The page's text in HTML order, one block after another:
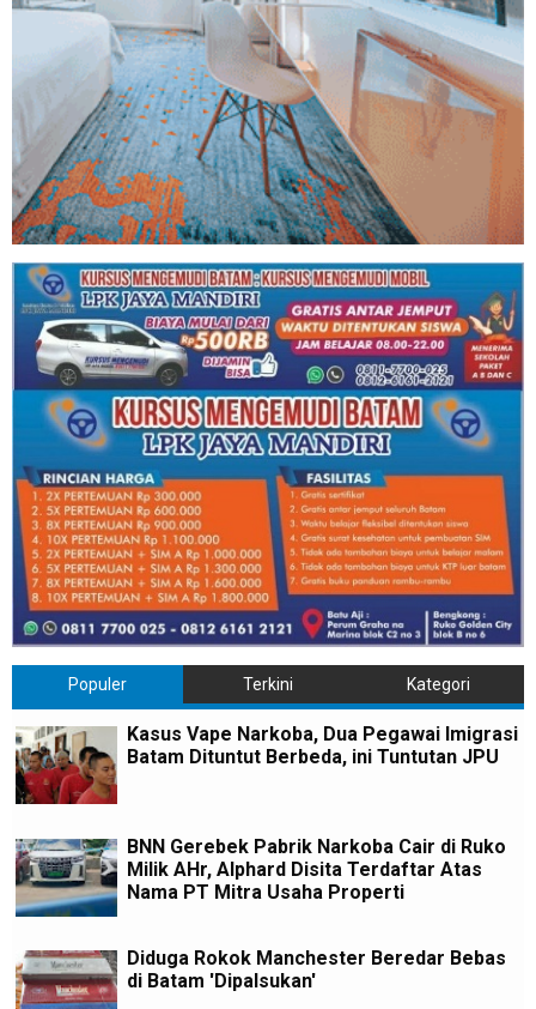
Populer Terkini Kategori
Kasus Vape Narkoba, Dua Pegawai Imigrasi
Batam Dituntut Berbeda, ini Tuntutan JPU
BNN Gerebek Pabrik Narkoba Cair di Ruko
Milik AHr, Alphard Disita Terdaftar Atas
Nama PT Mitra Usaha Properti
Diduga Rokok Manchester Beredar Bebas
di Batam 'Dipalsukan'